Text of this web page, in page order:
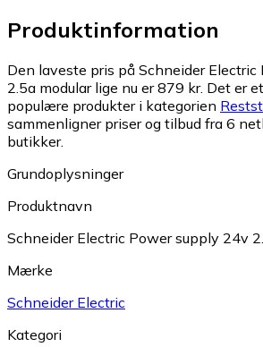
Produktinformation
Den laveste pris på Schneider
2.5a modular lige nu er 879 kr. Det er
populære produkter i kategorien
sammenligner priser og tilbud fra 6
butikker.
Grundoplysninger
Produktnavn
Schneider Electric Power supply 24v
Mærke
Schneider Electric
Kategori